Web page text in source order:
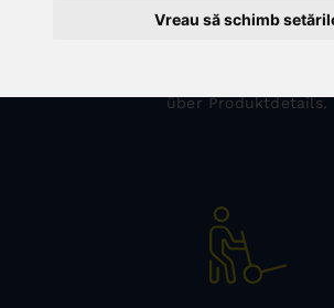
Vreau să schimb
technischen und kaufmännischen
über Produktdetails.